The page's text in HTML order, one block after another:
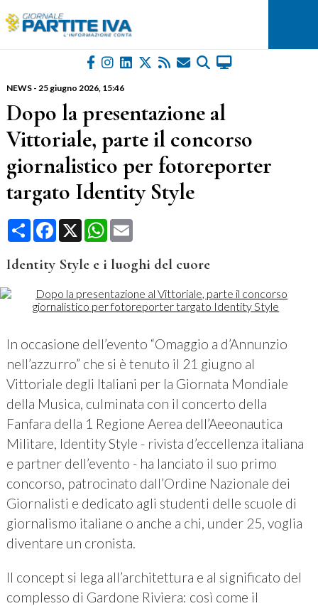
NEWS- 25 giugno 2026, 15:46
Dopo la presentazione al
Vittoriale, parte il concorso
giornalistico per fotoreporter
targato Identity Style
CondividiFacebook
X WhatsApp
Email
Identity Style e i luoghi del cuore
In occasione dell’evento “Omaggio a d’Annunzio
nell’azzurro” che si è tenuto il 21 giugno al
Vittoriale degli Italiani per la Giornata Mondiale
della Musica, culminata con il concerto della
Fanfara della 1 Regione Aerea dell’Aeeonautica
Militare, Identity Style - rivista d’eccellenza italiana
e partner dell’evento - ha lanciato il suo primo
concorso, patrocinato dall’Ordine Nazionale dei
Giornalisti e dedicato agli studenti delle scuole di
giornalismo italiane o anche a chi, under 25, voglia
diventare un cronista.
Il concept si lega all’architettura e al significato del
complesso di Gardone Riviera: così come il